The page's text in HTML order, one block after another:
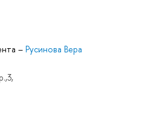
– Русинова Вера